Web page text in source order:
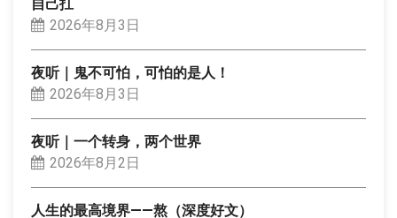
自己扛
2026年8月3日
夜听｜鬼不可怕，可怕的是人！
2026年8月3日
夜听｜一个转身，两个世界
2026年8月2日
人生的最高境界——熬（深度好文）